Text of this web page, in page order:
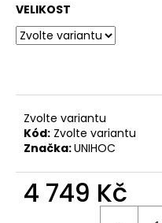
VELIKOST
Zvolte variantu
Kód: Zvolte variantu
Značka:UNIHOC
4 749 Kč
D
o
u
č
j
e